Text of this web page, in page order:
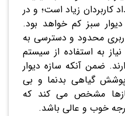
زیاد است؛ و در
دیوار سبز کم خواهد بود.
محدود و دسترسی به
به استفاده از سیستم
ضمن آنکه سازه دیوار
گیاهی بدنما و بی
مشخص می کند که
خوب و عالی باشد.